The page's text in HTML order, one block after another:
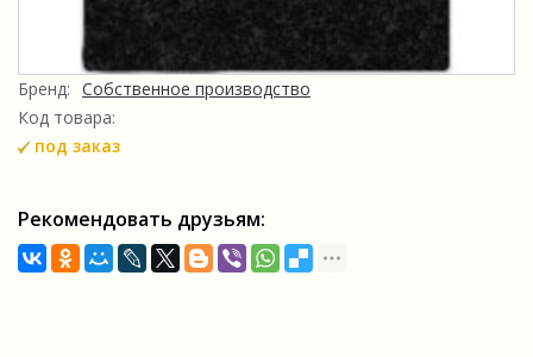
Бренд: Собственное производство
Код товара:
под заказ
Рекомендовать друзьям: